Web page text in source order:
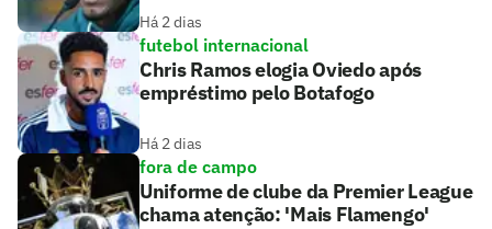
Há 2 dias
futebol internacional
Chris Ramos elogia Oviedo após
empréstimo pelo Botafogo
Há 2 dias
fora de campo
Uniforme de clube da Premier League
chama atenção: 'Mais Flamengo'